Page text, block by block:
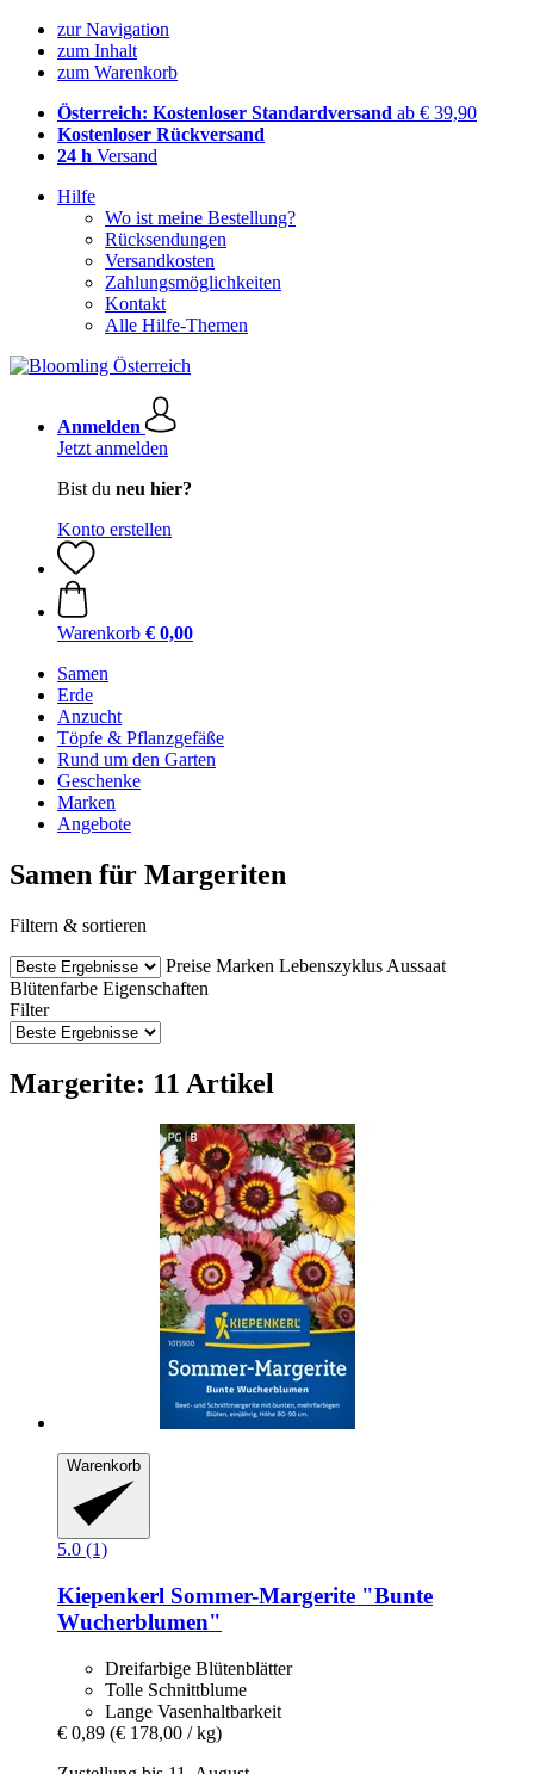
zur Navigation
zum Inhalt
zum Warenkorb
Österreich: Kostenloser Standardversand ab € 39,90
Kostenloser Rückversand
24 h Versand
Hilfe
Wo ist meine Bestellung?
Rücksendungen
Versandkosten
Zahlungsmöglichkeiten
Kontakt
Alle Hilfe-Themen
Anmelden
Jetzt anmelden
Bist du neu hier?
Konto erstellen
Warenkorb € 0,00
Samen
Erde
Anzucht
Töpfe & Pflanzgefäße
Rund um den Garten
Geschenke
Marken
Angebote
Samen für Margeriten
Filtern & sortieren
Preise Marken Lebenszyklus Aussaat
Blütenfarbe Eigenschaften
Filter
Margerite: 11 Artikel
Warenkorb
5.0 (1)
Kiepenkerl Sommer-​Margerite "Bunte
Wucherblumen"
Dreifarbige Blütenblätter
Tolle Schnittblume
Lange Vasenhaltbarkeit
€ 0,89 (€ 178,00 / kg)